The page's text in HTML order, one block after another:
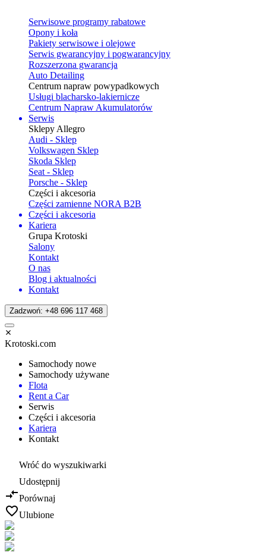
Serwisowe programy rabatowe
Opony i koła
Pakiety serwisowe i olejowe
Serwis gwarancyjny i pogwarancyjny
Rozszerzona gwarancja
Auto Detailing
Centrum napraw powypadkowych
Usługi blacharsko-lakiernicze
Centrum Napraw Akumulatorów
Serwis
Sklepy Allegro
Audi - Sklep
Volkswagen Sklep
Skoda Sklep
Seat - Sklep
Porsche - Sklep
Części i akcesoria
Części zamienne NORA B2B
Części i akcesoria
Kariera
Grupa Krotoski
Salony
Kontakt
O nas
Blog i aktualności
Kontakt
Zadzwoń: +48 696 117 468
Krotoski.com
Samochody nowe
Samochody używane
Flota
Rent a Car
Serwis
Części i akcesoria
Kariera
Kontakt
Wróć do wyszukiwarki
Udostępnij
Porównaj
Ulubione